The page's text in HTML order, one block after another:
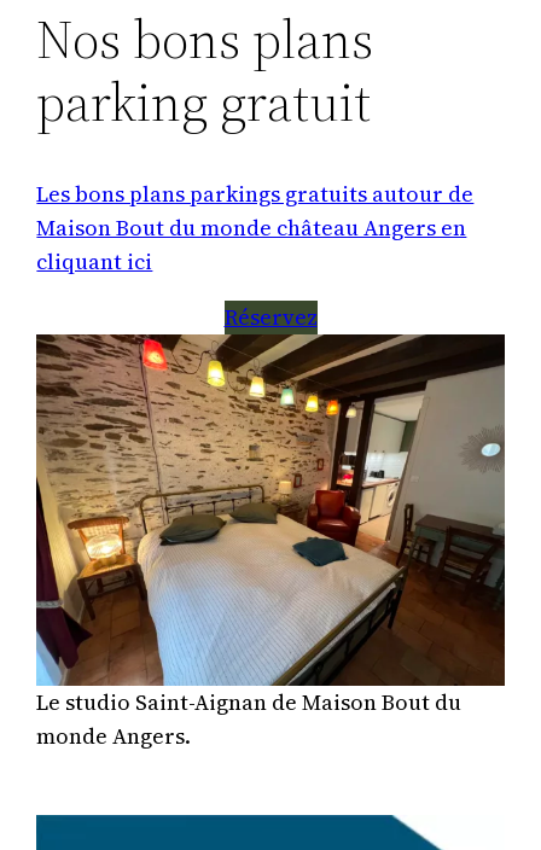
Nos bons plans
parking gratuit
Les bons plans parkings gratuits autour de
Maison Bout du monde château Angers en
cliquant ici
Réservez
Le studio Saint-Aignan de Maison Bout du
monde Angers.